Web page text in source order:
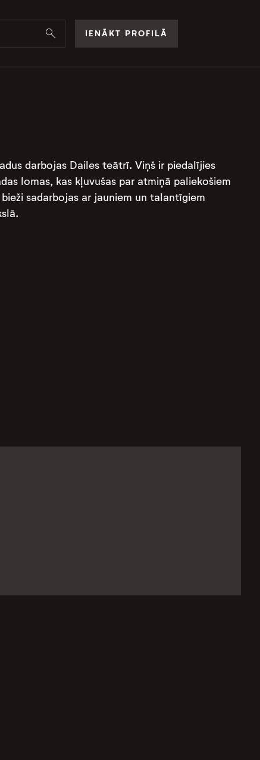
IENĀKT PROFILĀ
darbojas Dailes teātrī. Viņš ir piedalījies
lomas, kas kļuvušas par atmiņā paliekošiem
sadarbojas ar jauniem un talantīgiem